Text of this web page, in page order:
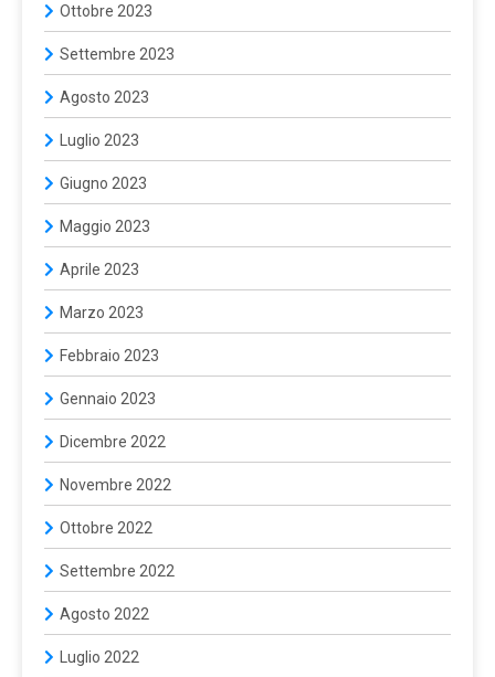
Ottobre 2023
Settembre 2023
Agosto 2023
Luglio 2023
Giugno 2023
Maggio 2023
Aprile 2023
Marzo 2023
Febbraio 2023
Gennaio 2023
Dicembre 2022
Novembre 2022
Ottobre 2022
Settembre 2022
Agosto 2022
Luglio 2022